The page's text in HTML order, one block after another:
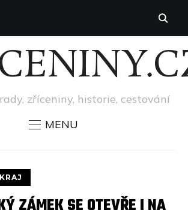
zříceniny, historie, cestování
MENU